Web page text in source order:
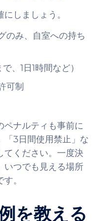
しましょう。
のみ、自室への持ち
、1日1時間など）
可制
ペナルティも事前に
「3日間使用禁止」な
てください。一度決
いつでも見える場所
。
を教える